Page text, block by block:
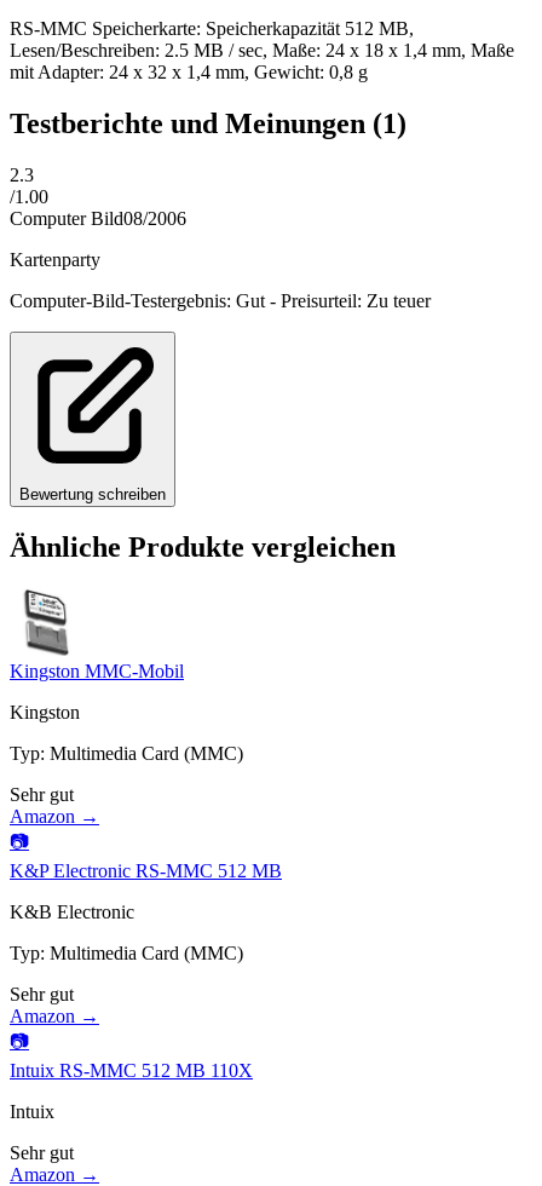
RS-MMC Speicherkarte: Speicherkapazität 512 MB,
Lesen/Beschreiben: 2.5 MB / sec, Maße: 24 x 18 x 1,4 mm, Maße
mit Adapter: 24 x 32 x 1,4 mm, Gewicht: 0,8 g
Testberichte und Meinungen (1)
2.3
/1.00
Computer Bild08/2006
Kartenparty
Computer-Bild-Testergebnis: Gut - Preisurteil: Zu teuer
Bewertung schreiben
Ähnliche Produkte vergleichen
Kingston MMC-Mobil
Kingston
Typ: Multimedia Card (MMC)
Sehr gut
Amazon →
📷
K&P Electronic RS-MMC 512 MB
K&B Electronic
Typ: Multimedia Card (MMC)
Sehr gut
Amazon →
📷
Intuix RS-MMC 512 MB 110X
Intuix
Sehr gut
Amazon →